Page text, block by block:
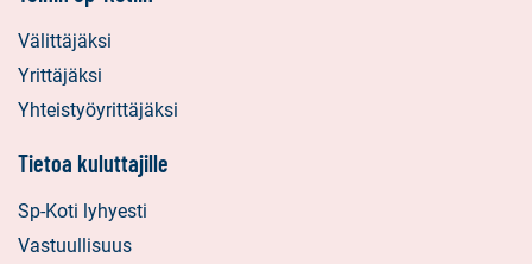
Välittäjäksi
Yrittäjäksi
Yhteistyöyrittäjäksi
Tietoa kuluttajille
Sp-Koti lyhyesti
Vastuullisuus